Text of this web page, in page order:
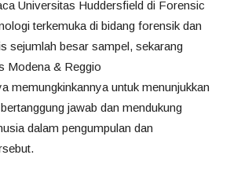
Universitas Huddersfield di Forensic
terkemuka di bidang forensik dan
sejumlah besar sampel, sekarang
Modena & Reggio
memungkinkannya untuk menunjukkan
jawab dan mendukung
dalam pengumpulan dan